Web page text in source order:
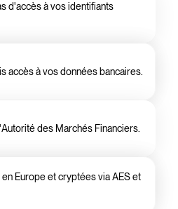
d'accès à vos identifiants
accès à vos données bancaires.
des Marchés Financiers.
Europe et cryptées via AES et